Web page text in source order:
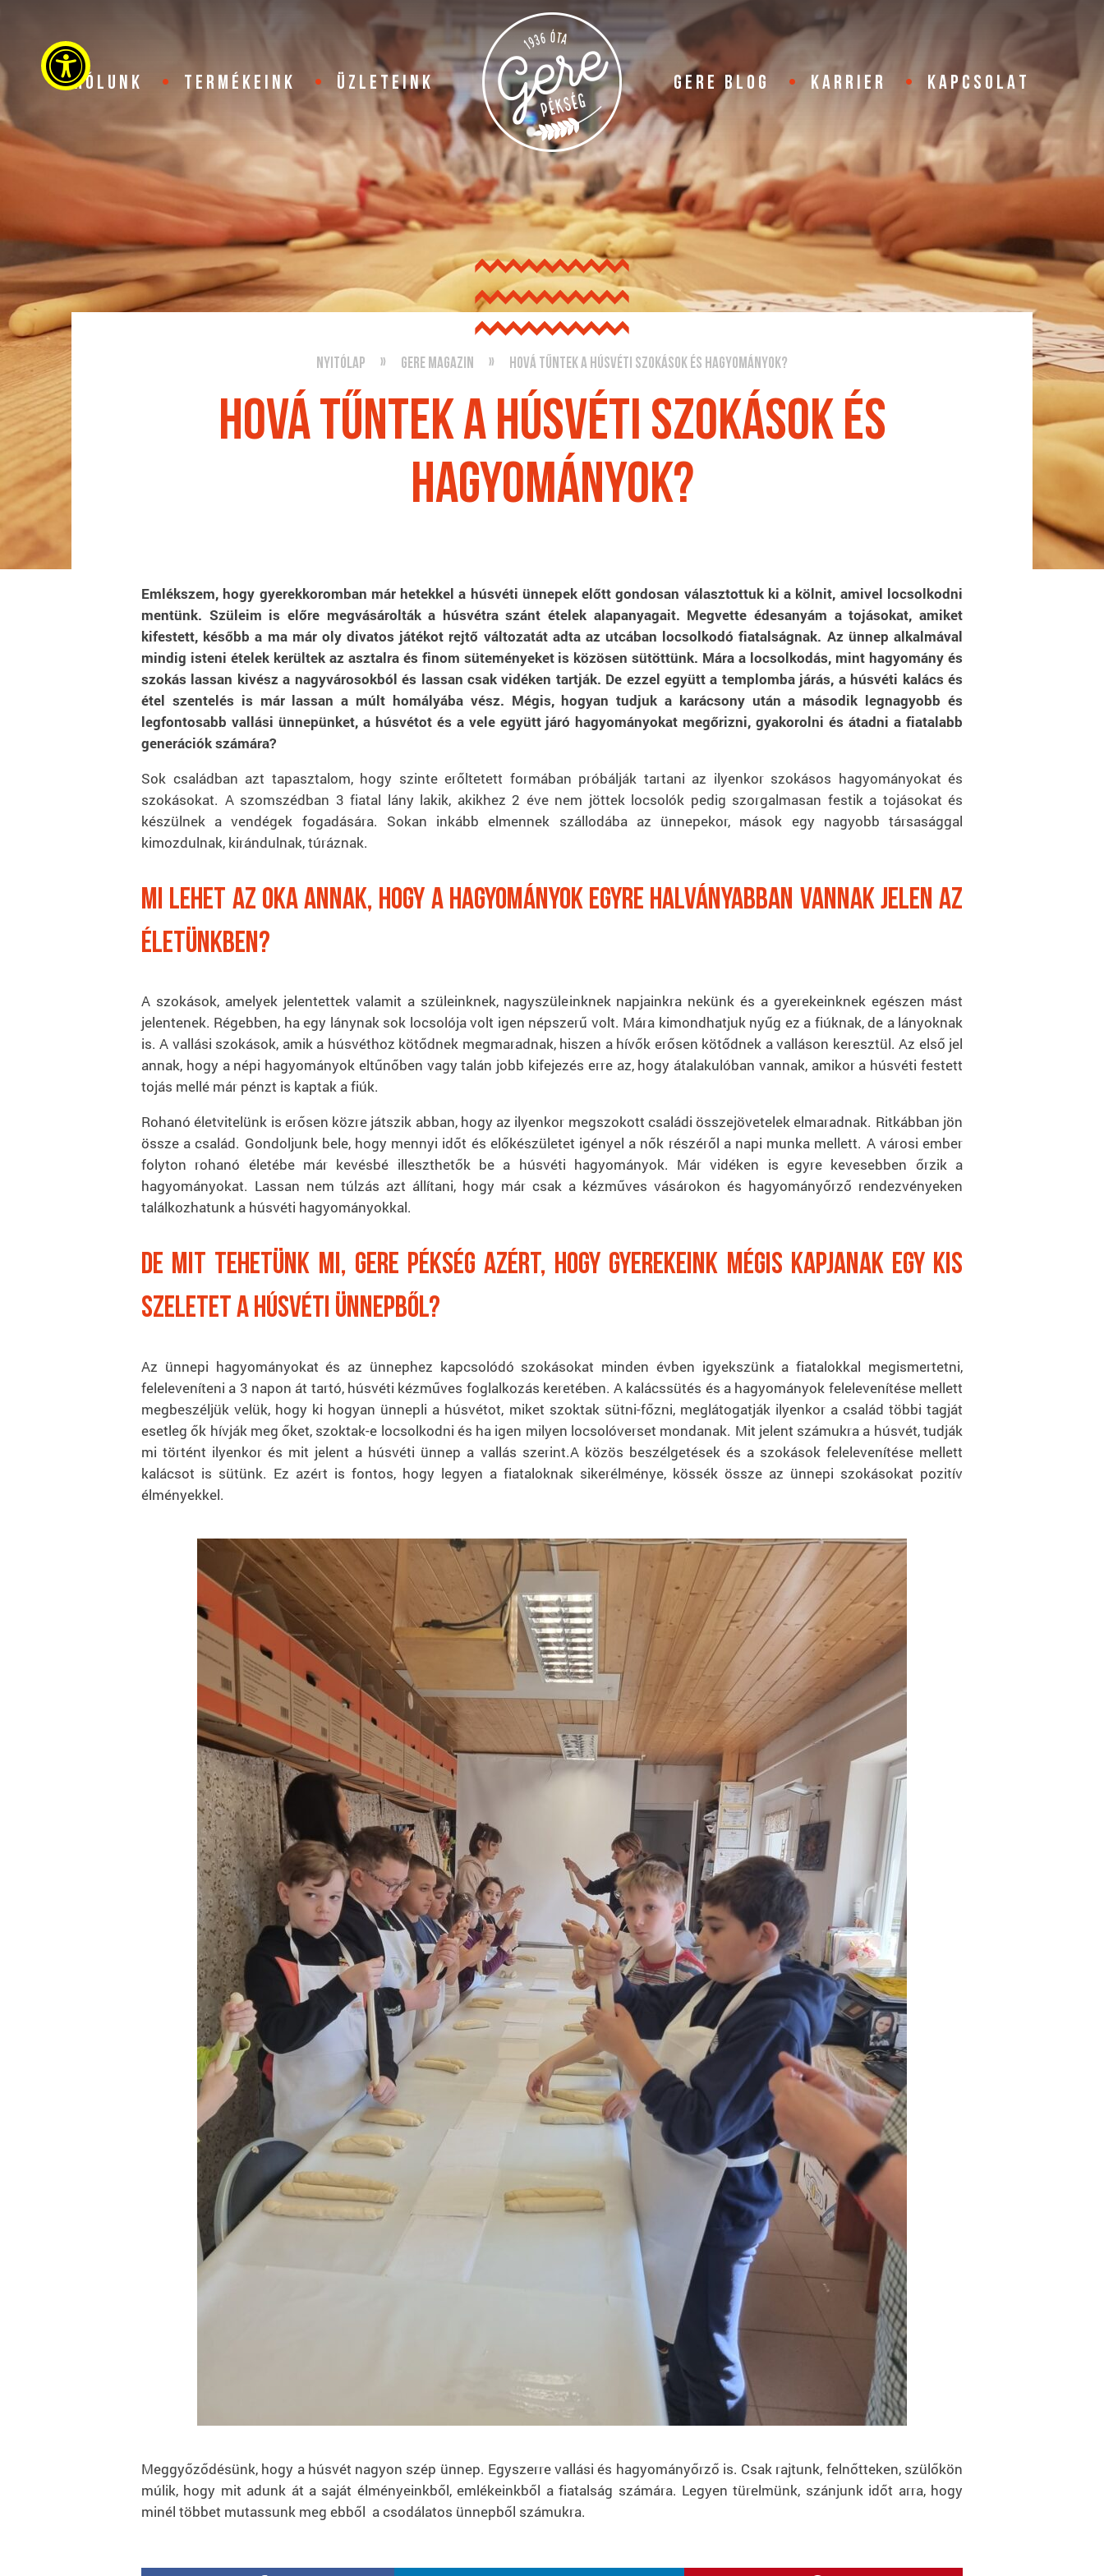
Akadálymentességi beállítások
RÓLUNK TERMÉKEINK ÜZLETEINK GERE BLOG KARRIER KAPCSOLAT
Nyitólap Gere magazin Hová tűntek a húsvéti szokások és hagyományok?
Hová tűntek a húsvéti szokások és
hagyományok?
Emlékszem, hogy gyerekkoromban már hetekkel a húsvéti ünnepek előtt gondosan választottuk ki a kölnit, amivel locsolkodni
mentünk. Szüleim is előre megvásárolták a húsvétra szánt ételek alapanyagait. Megvette édesanyám a tojásokat, amiket
kifestett, később a ma már oly divatos játékot rejtő változatát adta az utcában locsolkodó fiatalságnak. Az ünnep alkalmával
mindig isteni ételek kerültek az asztalra és finom süteményeket is közösen sütöttünk. Mára a locsolkodás, mint hagyomány és
szokás lassan kivész a nagyvárosokból és lassan csak vidéken tartják. De ezzel együtt a templomba járás, a húsvéti kalács és
étel szentelés is már lassan a múlt homályába vész. Mégis, hogyan tudjuk a karácsony után a második legnagyobb és
legfontosabb vallási ünnepünket, a húsvétot és a vele együtt járó hagyományokat megőrizni, gyakorolni és átadni a fiatalabb
generációk számára?
Sok családban azt tapasztalom, hogy szinte erőltetett formában próbálják tartani az ilyenkor szokásos hagyományokat és
szokásokat. A szomszédban 3 fiatal lány lakik, akikhez 2 éve nem jöttek locsolók pedig szorgalmasan festik a tojásokat és
készülnek a vendégek fogadására. Sokan inkább elmennek szállodába az ünnepekor, mások egy nagyobb társasággal
kimozdulnak, kirándulnak, túráznak.
Mi lehet az oka annak, hogy a hagyományok egyre halványabban vannak jelen az
életünkben?
A szokások, amelyek jelentettek valamit a szüleinknek, nagyszüleinknek napjainkra nekünk és a gyerekeinknek egészen mást
jelentenek. Régebben, ha egy lánynak sok locsolója volt igen népszerű volt. Mára kimondhatjuk nyűg ez a fiúknak, de a lányoknak
is. A vallási szokások, amik a húsvéthoz kötődnek megmaradnak, hiszen a hívők erősen kötődnek a valláson keresztül. Az első jel
annak, hogy a népi hagyományok eltűnőben vagy talán jobb kifejezés erre az, hogy átalakulóban vannak, amikor a húsvéti festett
tojás mellé már pénzt is kaptak a fiúk.
Rohanó életvitelünk is erősen közre játszik abban, hogy az ilyenkor megszokott családi összejövetelek elmaradnak. Ritkábban jön
össze a család. Gondoljunk bele, hogy mennyi időt és előkészületet igényel a nők részéről a napi munka mellett. A városi ember
folyton rohanó életébe már kevésbé illeszthetők be a húsvéti hagyományok. Már vidéken is egyre kevesebben őrzik a
hagyományokat. Lassan nem túlzás azt állítani, hogy már csak a kézműves vásárokon és hagyományőrző rendezvényeken
találkozhatunk a húsvéti hagyományokkal.
De mit tehetünk mi, gere pékség azért, hogy gyerekeink mégis kapjanak egy kis
szeletet a húsvéti ünnepből?
Az ünnepi hagyományokat és az ünnephez kapcsolódó szokásokat minden évben igyekszünk a fiatalokkal megismertetni,
feleleveníteni a 3 napon át tartó, húsvéti kézműves foglalkozás keretében. A kalácssütés és a hagyományok felelevenítése mellett
megbeszéljük velük, hogy ki hogyan ünnepli a húsvétot, miket szoktak sütni-főzni, meglátogatják ilyenkor a család többi tagját
esetleg ők hívják meg őket, szoktak-e locsolkodni és ha igen milyen locsolóverset mondanak. Mit jelent számukra a húsvét, tudják
mi történt ilyenkor és mit jelent a húsvéti ünnep a vallás szerint.A közös beszélgetések és a szokások felelevenítése mellett
kalácsot is sütünk. Ez azért is fontos, hogy legyen a fiataloknak sikerélménye, kössék össze az ünnepi szokásokat pozitív
élményekkel.
Meggyőződésünk, hogy a húsvét nagyon szép ünnep. Egyszerre vallási és hagyományőrző is. Csak rajtunk, felnőtteken, szülőkön
múlik, hogy mit adunk át a saját élményeinkből, emlékeinkből a fiatalság számára. Legyen türelmünk, szánjunk időt arra, hogy
minél többet mutassunk meg ebből a csodálatos ünnepből számukra.